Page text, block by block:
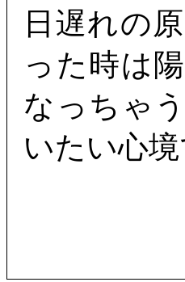
日遅れの
った時は
なっちゃ
いたい心境